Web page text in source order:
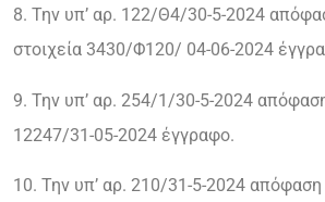
8. Την υπ’ αρ. 122/Θ4/30-5-2024
στοιχεία 3430/Φ120/ 04-06-2024
9. Την υπ’ αρ. 254/1/30-5-2024
12247/31-05-2024 έγγραφο.
10. Την υπ’ αρ. 210/31-5-2024